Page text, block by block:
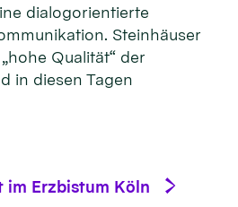
dialogorientierte
Steinhäuser
Qualität“ der
in diesen Tagen
im Erzbistum Köln